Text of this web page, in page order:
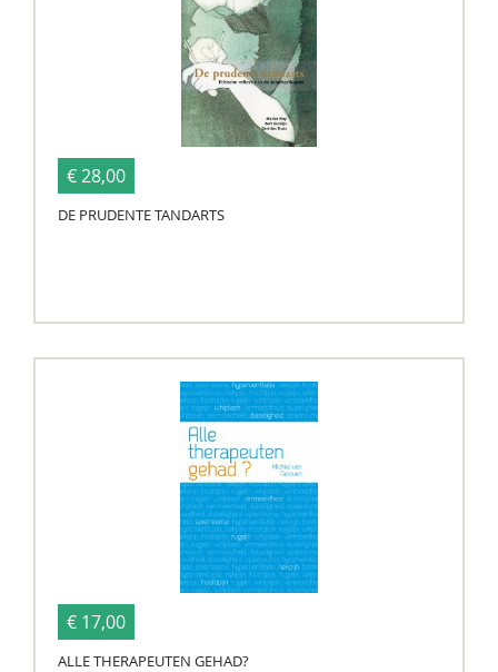
€ 28,00
DE PRUDENTE TANDARTS
€ 17,00
ALLE THERAPEUTEN GEHAD?